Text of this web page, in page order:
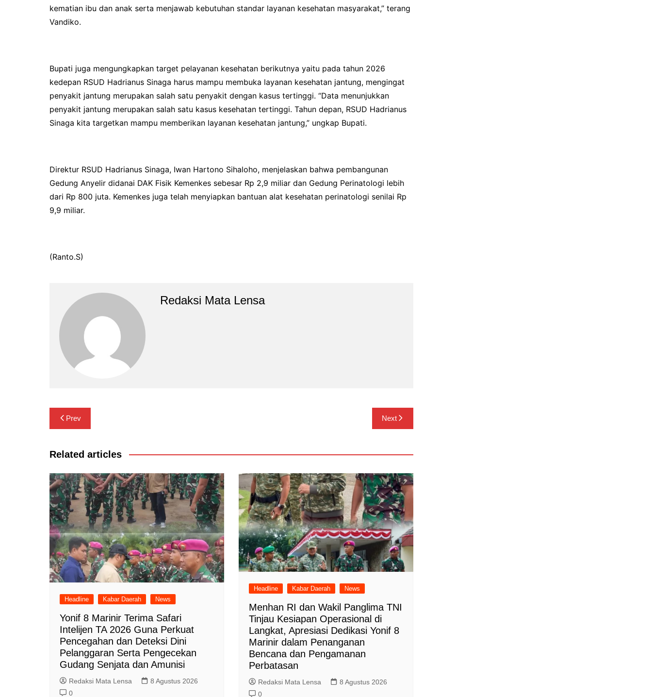
kematian ibu dan anak serta menjawab kebutuhan standar layanan kesehatan masyarakat,” terang
Vandiko.
Bupati juga mengungkapkan target pelayanan kesehatan berikutnya yaitu pada tahun 2026
kedepan RSUD Hadrianus Sinaga harus mampu membuka layanan kesehatan jantung, mengingat
penyakit jantung merupakan salah satu penyakit dengan kasus tertinggi. “Data menunjukkan
penyakit jantung merupakan salah satu kasus kesehatan tertinggi. Tahun depan, RSUD Hadrianus
Sinaga kita targetkan mampu memberikan layanan kesehatan jantung,” ungkap Bupati.
Direktur RSUD Hadrianus Sinaga, Iwan Hartono Sihaloho, menjelaskan bahwa pembangunan
Gedung Anyelir didanai DAK Fisik Kemenkes sebesar Rp 2,9 miliar dan Gedung Perinatologi lebih
dari Rp 800 juta. Kemenkes juga telah menyiapkan bantuan alat kesehatan perinatologi senilai Rp
9,9 miliar.
(Ranto.S)
Redaksi Mata Lensa
Navigasi
pos
Prev Next
Related articles
Headline Kabar Daerah News
Yonif 8 Marinir Terima Safari
Intelijen TA 2026 Guna Perkuat
Pencegahan dan Deteksi Dini
Pelanggaran Serta Pengecekan
Gudang Senjata dan Amunisi
Redaksi Mata Lensa
8 Agustus 2026
0
Headline Kabar Daerah News
Menhan RI dan Wakil Panglima TNI
Tinjau Kesiapan Operasional di
Langkat, Apresiasi Dedikasi Yonif 8
Marinir dalam Penanganan
Bencana dan Pengamanan
Perbatasan
Redaksi Mata Lensa
8 Agustus 2026
0